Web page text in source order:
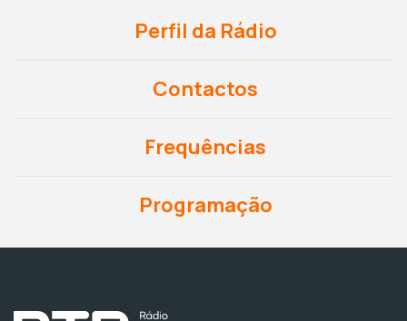
Perfil da Rádio
Contactos
Frequências
Programação